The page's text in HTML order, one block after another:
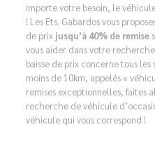
importe votre besoin, le
! Les Ets. Gabardos vous
de prix jusqu’à 40% de remise
vous aider dans votre
baisse de prix concerne tous
moins de 10km, appelés «
remises exceptionnelles, faites
recherche de véhicule
véhicule qui vous correspond !